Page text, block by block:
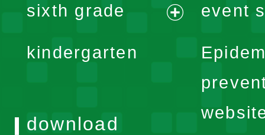
menu
sixth grade
kindergarten
event
download